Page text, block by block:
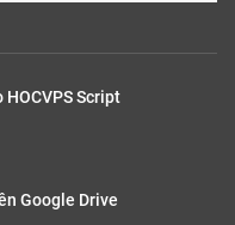
HOCVPS Script
Google Drive